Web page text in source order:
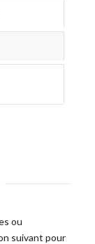
ou
suivant pour